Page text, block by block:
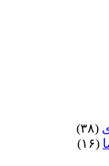
(۳۸)
(۱۶)